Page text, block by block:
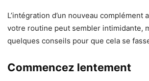
L’intégration d’un nouveau complément
votre routine peut sembler intimidante,
quelques conseils pour que cela se
Commencez lentement